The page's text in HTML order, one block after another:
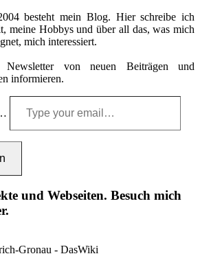
besteht mein Blog. Hier schreibe ich
meine Hobbys und über all das, was mich
mich interessiert.
von neuen Beiträgen und
informieren.
und Webseiten. Besuch mich
Gronau - DasWiki